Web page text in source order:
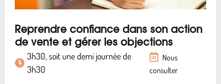
Reprendre confiance dans son action
de vente et gérer les objections
3h30, soit une demi journée de
3h30
Nous
consulter